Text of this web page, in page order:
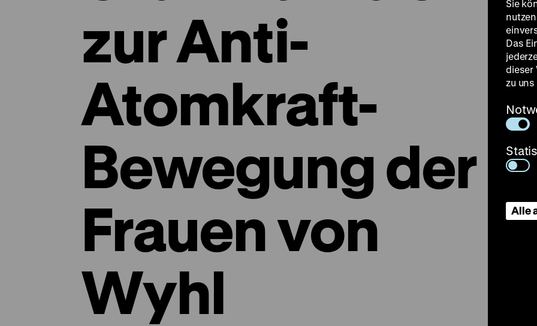
zur Anti-
Atomkraft-
Bewegung der
Frauen von
Wyhl
Sie
Das
dieser
zu uns
Alle